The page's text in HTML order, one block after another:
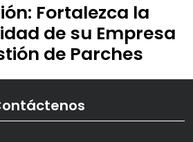
Fortalezca la
de su Empresa
de Parches